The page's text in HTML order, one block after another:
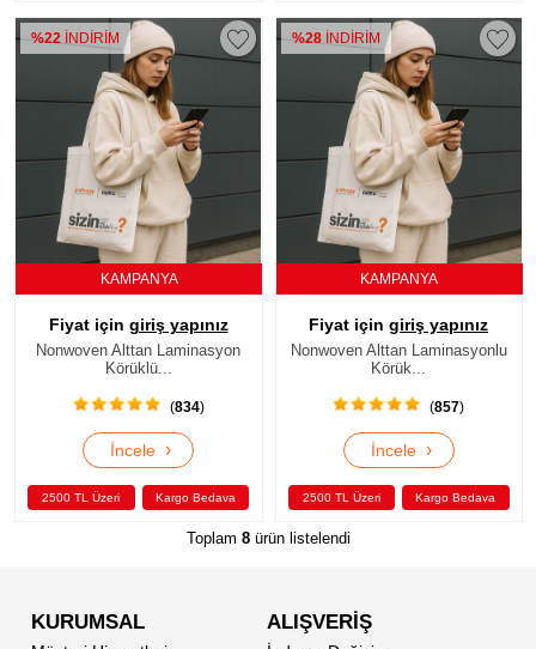
%22 İNDİRİM
KAMPANYA
Fiyat için giriş yapınız
Nonwoven Alttan Laminasyon
Körüklü...
(834)
İncele ›
2500 TL Üzeri Kargo Bedava
%28İNDİRİM
KAMPANYA
Fiyat için giriş yapınız
Nonwoven Alttan Laminasyonlu
Körük...
(857)
İncele ›
2500 TL Üzeri Kargo Bedava
Toplam 8ürün listelendi
KURUMSAL ALIŞVERİŞ